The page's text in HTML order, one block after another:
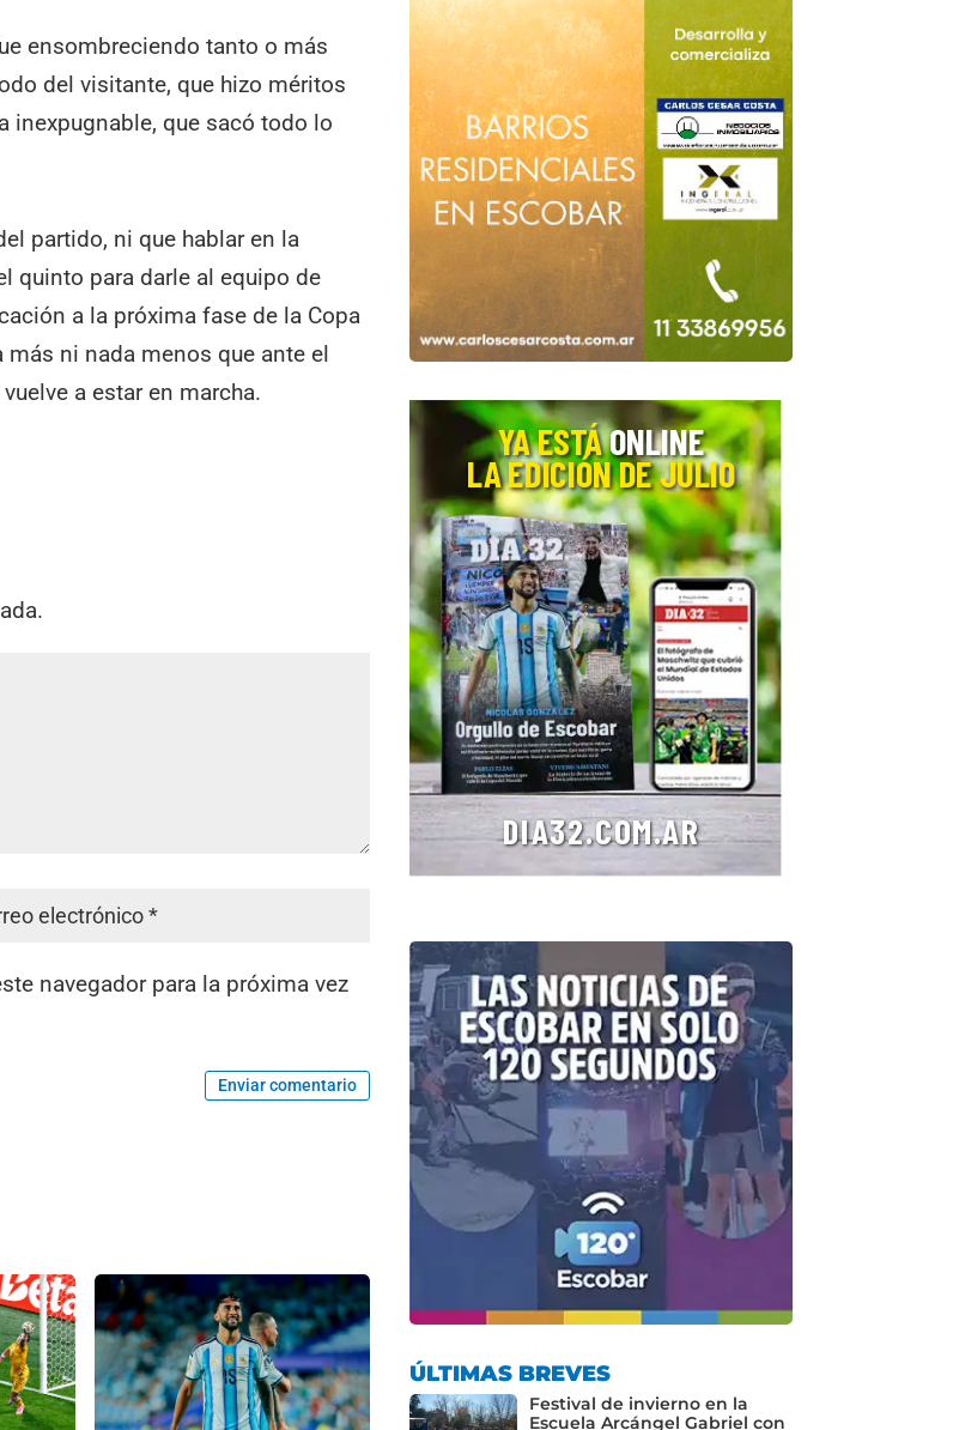
ensombreciendo tanto o más
del visitante, que hizo méritos
inexpugnable, que sacó todo lo
partido, ni que hablar en la
quinto para darle al equipo de
a la próxima fase de la Copa
ni nada menos que ante el
a estar en marcha.
navegador para la próxima vez
Enviar comentario
ÚLTIMAS BREVES
Festival de invierno en la
Escuela Arcángel Gabriel con